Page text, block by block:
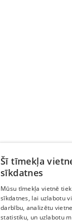
Šī tīmekļa
sīkdatnes
Mūsu tīmekļa vietnē
sīkdatnes, lai uzlabotu
darbību, analizētu
statistiku, un uzlabotu